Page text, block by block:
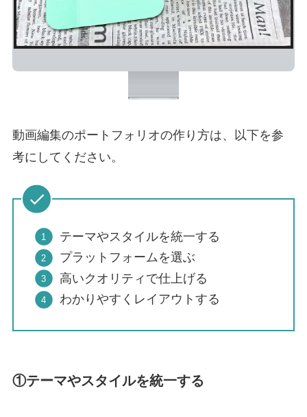
動画編集のポートフォリオの作り方は、以下を参
考にしてください。
テーマやスタイルを統一する
プラットフォームを選ぶ
高いクオリティで仕上げる
わかりやすくレイアウトする
①テーマやスタイルを統一する